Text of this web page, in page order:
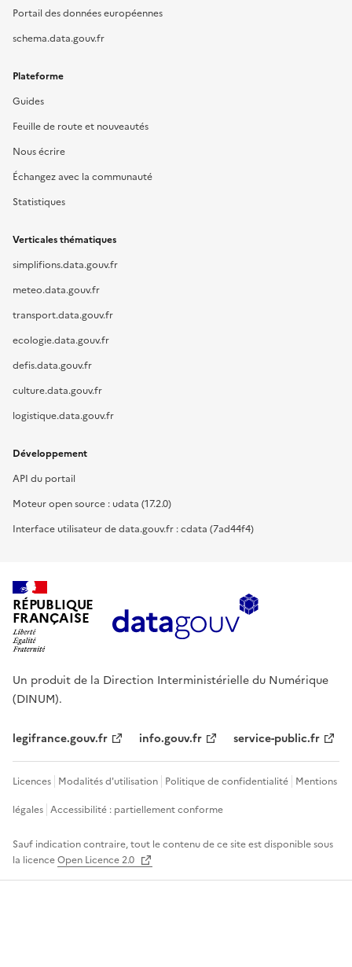
Portail des données européennes
schema.data.gouv.fr
Plateforme
Guides
Feuille de route et nouveautés
Nous écrire
Échangez avec la communauté
Statistiques
Verticales thématiques
simplifions.data.gouv.fr
meteo.data.gouv.fr
transport.data.gouv.fr
ecologie.data.gouv.fr
defis.data.gouv.fr
culture.data.gouv.fr
logistique.data.gouv.fr
Développement
API du portail
Moteur open source : udata (17.2.0)
Interface utilisateur de data.gouv.fr : cdata (7ad44f4)
RÉPUBLIQUE
FRANÇAISE
Un produit de la Direction Interministérielle du Numérique
(DINUM).
legifrance.gouv.fr info.gouv.fr service-public.fr
Licences Modalités d'utilisation Politique de confidentialité Mentions
légales Accessibilité : partiellement conforme
Sauf indication contraire, tout le contenu de ce site est disponible sous
la licenceOpen Licence 2.0